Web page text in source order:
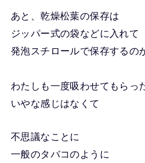
あと、乾燥松葉の保存は
ジッパー式の袋などに入れて
発泡スチロールで保存するの
わたしも一度吸わせてもらっ
いやな感じはなくて
不思議なことに
一般のタバコのように